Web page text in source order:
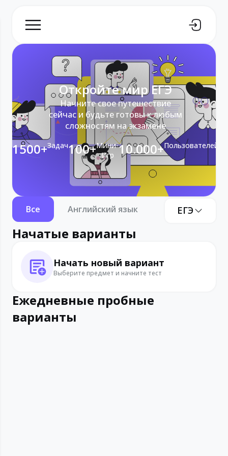
Откройте мир ЕГЭ
Начните свое путешествие
сейчас и будьте готовы к любым
сложностям на экзамене
1500+Задач100+Мини-
Игр 10.000+Пользователей
Все Английский язык Информатика
ЕГЭ
Начатые варианты
Начать новый вариант
Выберите предмет и начните тест
Ежедневные пробные
варианты